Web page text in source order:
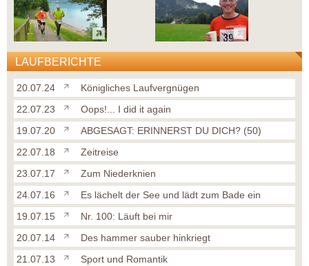
LAUFBERICHTE
20.07.24
Königliches Laufvergnügen
22.07.23
Oops!... I did it again
19.07.20
ABGESAGT: ERINNERST DU DICH? (50)
22.07.18
Zeitreise
23.07.17
Zum Niederknien
24.07.16
Es lächelt der See und lädt zum Bade ein
19.07.15
Nr. 100: Läuft bei mir
20.07.14
Des hammer sauber hinkriegt
21.07.13
Sport und Romantik